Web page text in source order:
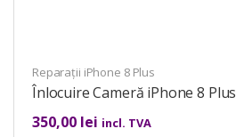
Reparații iPhone 8 Plus
Înlocuire Cameră iPhone 8 Plus
350,00 lei incl. TVA